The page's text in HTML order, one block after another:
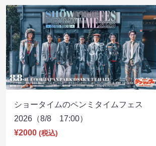
ショータイムのペンミタイムフェス
2026（8/8 17:00）
¥2000 (税込)